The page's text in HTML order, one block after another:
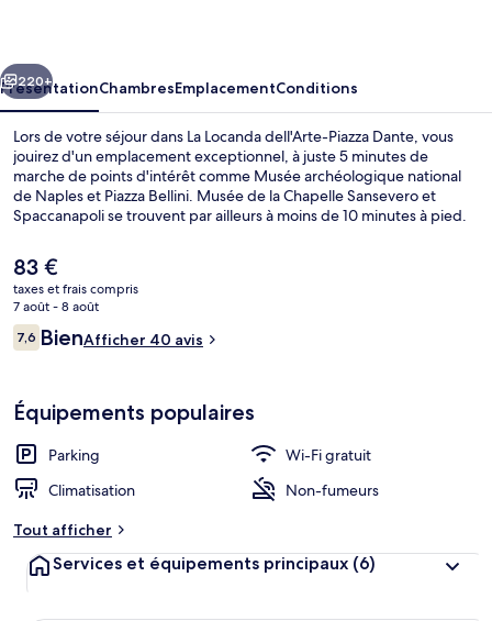
Dante
Suivant
220+
PrésentationChambresEmplacementConditions
Lors de votre séjour dans La Locanda dell'Arte-Piazza Dante, vous
jouirez d'un emplacement exceptionnel, à juste 5 minutes de
marche de points d'intérêt comme Musée archéologique national
de Naples et Piazza Bellini. Musée de la Chapelle Sansevero et
Spaccanapoli se trouvent par ailleurs à moins de 10 minutes à pied.
Station Dante est à 4 min et Station Museo, à 4 min.
Le
prix
actuel
est
de
83 €
taxes et frais compris
7 août - 8 août
Avis
voyageurs
7,67,6 sur 10
BienAfficher 40 avis
Équipements populaires
Parking
Wi-Fi gratuit
Climatisation
Non-fumeurs
Tout afficher
Services et équipements principaux (6)